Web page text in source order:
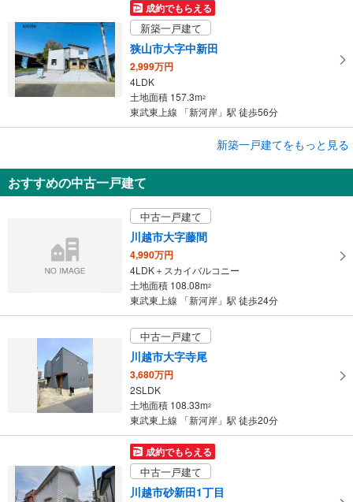
成約でもらえる
新築一戸建て
狭山市大字中新田
2,999万円
4LDK
土地面積 157.3m2
東武東上線 「新河岸」駅 徒歩56分
ライフバディサンセリテふじみ野市北野第11期
3,190万円
土地面積 99.04m
東武東上線 「新河岸」駅 徒歩25分
新築一戸建てをもっと見る
おすすめの中古一戸建て
中古一戸建て
川越市大字藤間
4,990万円
4LDK＋スカイバルコニー
土地面積 108.08m2
東武東上線 「新河岸」駅 徒歩24分
中古一戸建て
川越市大字寺尾
3,680万円
2SLDK
土地面積 108.33m2
東武東上線 「新河岸」駅 徒歩20分
成約でもらえる
中古一戸建て
川越市砂新田1丁目